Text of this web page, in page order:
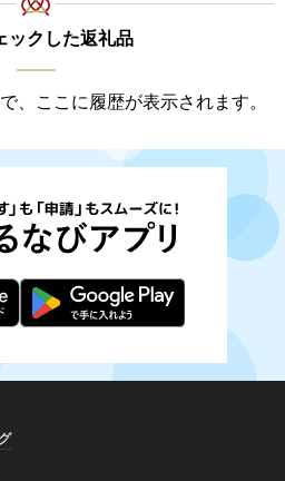
ックした返礼品
、ここに履歴が表示されます。